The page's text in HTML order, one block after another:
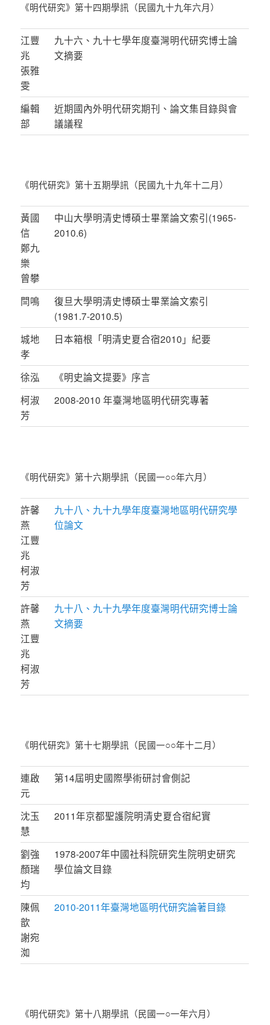
《明代研究》第十四期學訊（民國九十九年六月）
江豐
兆
張雅
雯
九十六、九十七學年度臺灣明代研究博士論
文摘要
編輯
部
近期國內外明代研究期刊、論文集目錄與會
議議程
《明代研究》第十五期學訊（民國九十九年十二月）
黃國
信
鄭九
樂
曾攀
中山大學明清史博碩士畢業論文索引(1965-
2010.6)
閆鳴
復旦大學明清史博碩士畢業論文索引
(1981.7-2010.5)
城地
孝
日本箱根「明清史夏合宿2010」紀要
徐泓
《明史論文提要》序言
柯淑
芳
2008-2010 年臺灣地區明代研究專著
《明代研究》第十六期學訊（民國一○○年六月）
許馨
燕
江豐
兆
柯淑
芳
九十八、九十九學年度臺灣地區明代研究學
位論文
許馨
燕
江豐
兆
柯淑
芳
九十八、九十九學年度臺灣明代研究博士論
文摘要
《明代研究》第十七期學訊（民國一○○年十二月）
連啟
元
第14屆明史國際學術研討會側記
沈玉
慧
2011年京都聖護院明清史夏合宿紀實
劉強
顏瑞
均
1978-2007年中國社科院研究生院明史研究
學位論文目錄
陳佩
歆
謝宛
洳
2010-2011年臺灣地區明代研究論著目錄
《明代研究》第十八期學訊（民國一○一年六月）